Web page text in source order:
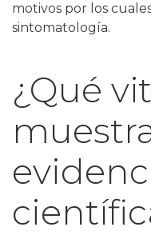
motivos por los
sintomatología.
¿Qué